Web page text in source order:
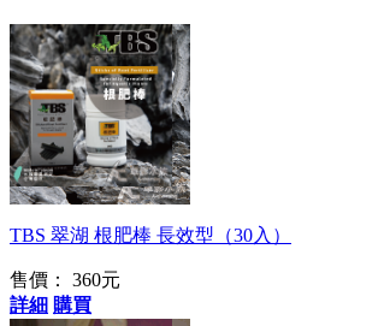
高鐵肥追肥用聖品
TBS 翠湖 根肥棒 長效型（30入）
售價：
360元
詳細 購買